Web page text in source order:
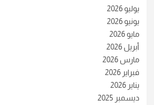
يوليو 2026
يونيو 2026
مايو 2026
أبريل 2026
مارس 2026
فبراير 2026
يناير 2026
ديسمبر 2025